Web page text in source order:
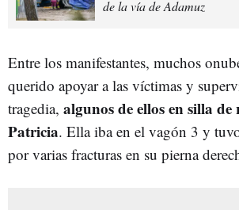
de la vía de Adamuz
Entre los manifestantes, muchos
querido apoyar a las víctimas y
tragedia, algunos de ellos en silla de
Patricia. Ella iba en el vagón 3 y
por varias fracturas en su pierna